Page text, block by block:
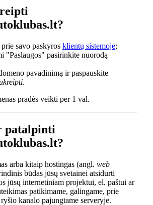
savo paskyros klientų sistemoje;
"Paslaugos" pasirinkite nuorodą
pavadinimą ir paspauskite
.
pradės veikti per 1 val.
patalpinti
arba kitaip hostingas (angl. web
būdas jūsų svetainei atsidurti
jūsų internetiniam projektui, el. paštui ar
patikimame, galingame, prie
kanalo pajungtame serveryje.